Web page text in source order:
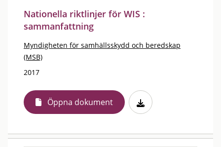
Nationella riktlinjer för WIS :
sammanfattning
Myndigheten för samhällsskydd och beredskap
(MSB)
2017
Öppna dokument